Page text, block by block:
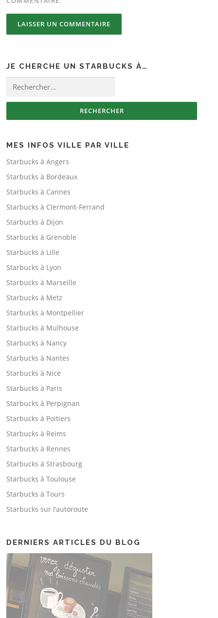
JE CHERCHE UN STARBUCKS À…
MES INFOS VILLE PAR VILLE
Starbucks à Angers
Starbucks à Bordeaux
Starbucks à Cannes
Starbucks à Clermont-Ferrand
Starbucks à Dijon
Starbucks à Grenoble
Starbucks à Lille
Starbucks à Lyon
Starbucks à Marseille
Starbucks à Metz
Starbucks à Montpellier
Starbucks à Mulhouse
Starbucks à Nancy
Starbucks à Nantes
Starbucks à Nice
Starbucks à Paris
Starbucks à Perpignan
Starbucks à Poitiers
Starbucks à Reims
Starbucks à Rennes
Starbucks à Strasbourg
Starbucks à Toulouse
Starbucks à Tours
Starbucks sur l’autoroute
DERNIERS ARTICLES DU BLOG